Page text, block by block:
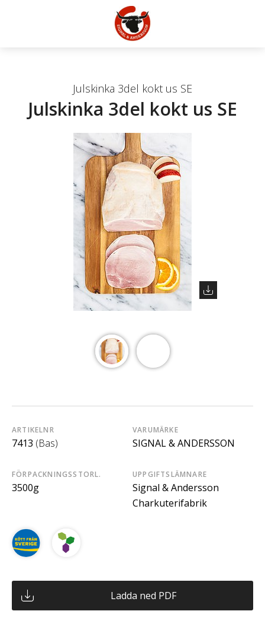
Julskinka 3del kokt us SE
Julskinka 3del kokt us SE
ARTIKELNR
7413 (Bas)
VARUMÄRKE
SIGNAL & ANDERSSON
FÖRPACKNINGSSTORL.
3500g
UPPGIFTSLÄMNARE
Signal & Andersson
Charkuterifabrik
Ladda ned PDF